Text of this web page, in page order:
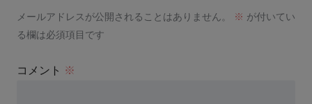
メールアドレスが公開されることはありません。 ※ が付いてい
る欄は必須項目です
コメント ※